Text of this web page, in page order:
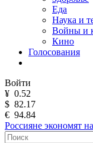
Еда
Наука и
Войны и
Кино
Голосования
Войти
¥ 0.52
$ 82.17
€ 94.84
Россияне экономят